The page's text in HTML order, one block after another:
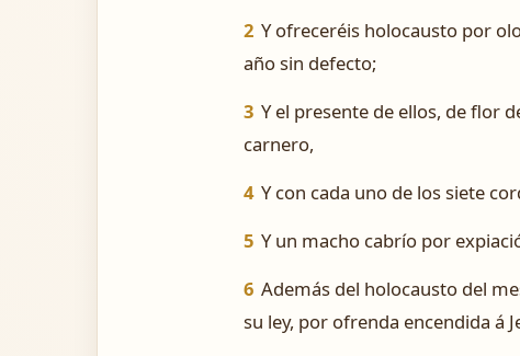
2 Y ofreceréis holocausto por
año sin defecto;
3 Y el presente de ellos, de flor
carnero,
4 Y con cada uno de los siete
5 Y un macho cabrío por
6 Además del holocausto del
su ley, por ofrenda encendida á